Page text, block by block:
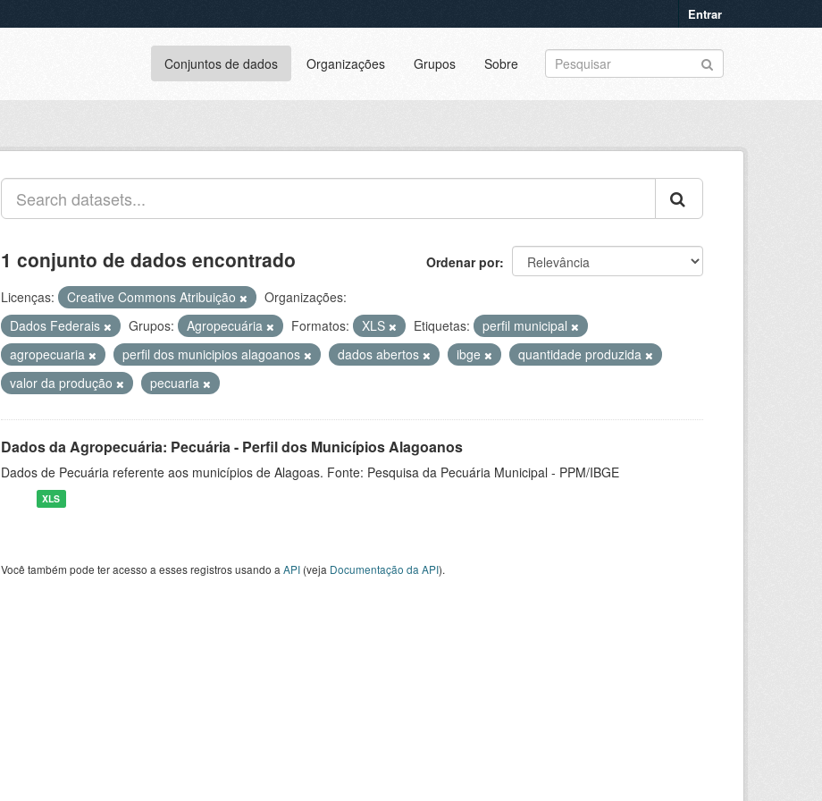
Entrar
Conjuntos de dados Organizações Grupos Sobre
Ordenar por
1 conjunto de dados encontrado
Licenças: Creative Commons Atribuição
Organizações:
Dados Federais
Grupos: Agropecuária Formatos: XLS Etiquetas:
perfil municipal
agropecuaria
perfil dos municipios alagoanos dados abertos ibge
quantidade produzida
valor da produção
pecuaria
Dados da Agropecuária: Pecuária - Perfil dos Municípios Alagoanos
Dados de Pecuária referente aos municípios de Alagoas. Fonte: Pesquisa da Pecuária Municipal - PPM/IBGE
XLS
Você também pode ter acesso a esses registros usando a API (veja Documentação da API).